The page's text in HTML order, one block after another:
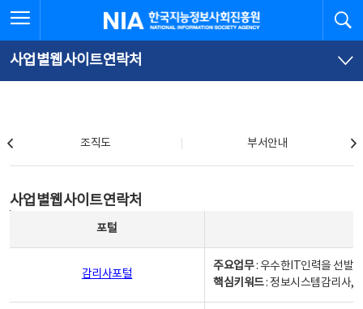
문
로
가
체
뉴
바
가
한국지능정보사회진흥원
사업별웹사이트연락처
조직도 부서안내
사업별웹사이트연락처
포털
감리사포털
주요업무: 우수한IT인력을 선발
핵심키워드: 정보시스템감리사,